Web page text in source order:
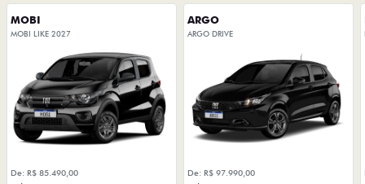
MOBI
MOBI LIKE 2027
De: R$ 85.490,00
ARGO
ARGO DRIVE
De: R$ 97.990,00